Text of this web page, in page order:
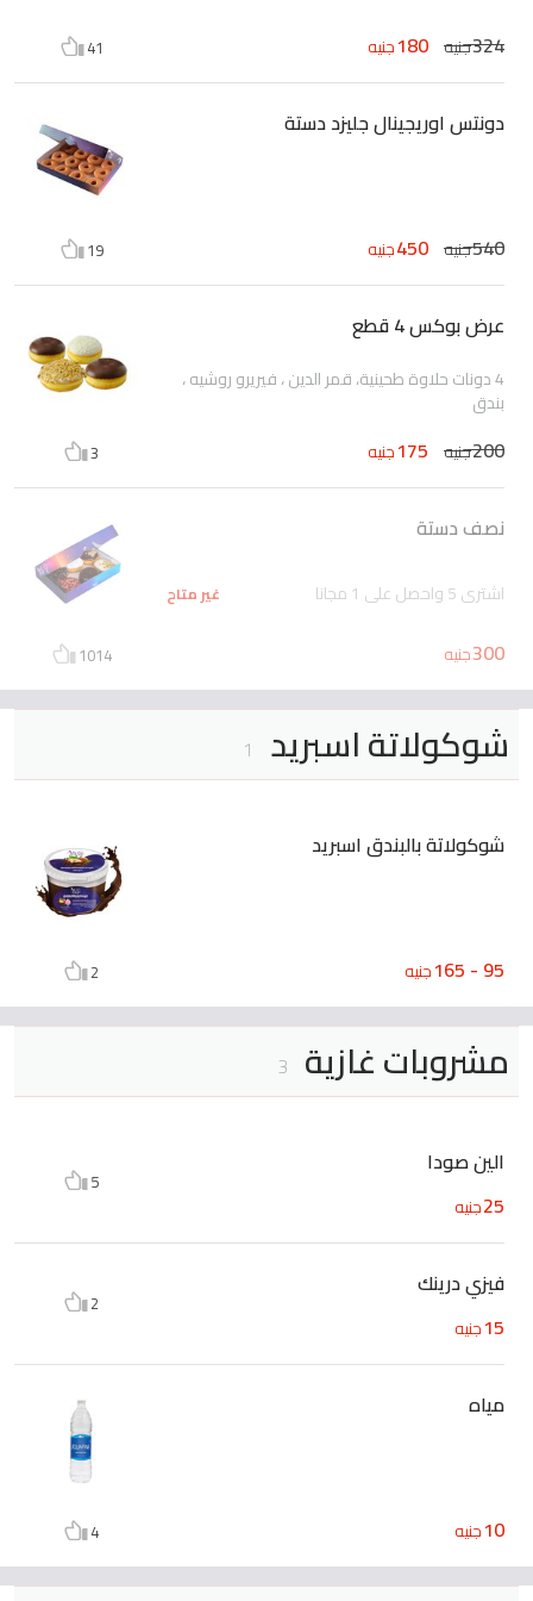
324جنيه 180جنيه 41
دونتس اوريجينال جليزد دستة
540جنيه 450جنيه 19
عرض بوكس 4 قطع
4 دونات حلاوة طحينية، قمر الدين ، فيريرو روشيه ،
بندق
200جنيه 175جنيه 3
نصف دستة
اشتري 5 واحصل علي 1 مجانا غير متاح
300جنيه 1014
شوكولاتة اسبريد 1
شوكولاتة بالبندق اسبريد
95 - 165 جنيه 2
مشروبات غازية 3
الين صودا
25جنيه
5
فيزي درينك
15جنيه
2
مياه
10جنيه 4